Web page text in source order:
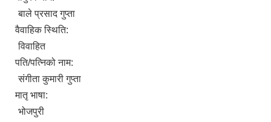
बाले प्रसाद गुप्ता
वैवाहिक स्थिति:
विवाहित
पति/पत्निको नाम:
संगीता कुमारी गुप्ता
मातृ भाषा:
भोजपुरी